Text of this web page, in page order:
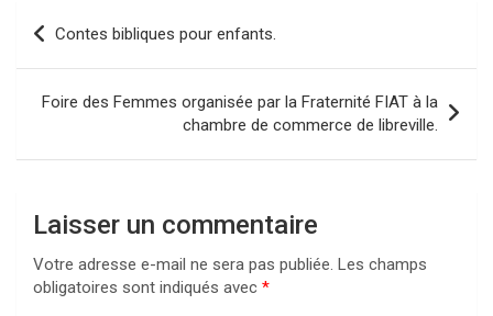
Navigation
de
l’article
Contes bibliques pour enfants.
Foire des Femmes organisée par la Fraternité FIAT à la
chambre de commerce de libreville.
Laisser un commentaire
Votre adresse e-mail ne sera pas publiée. Les champs
obligatoires sont indiqués avec *